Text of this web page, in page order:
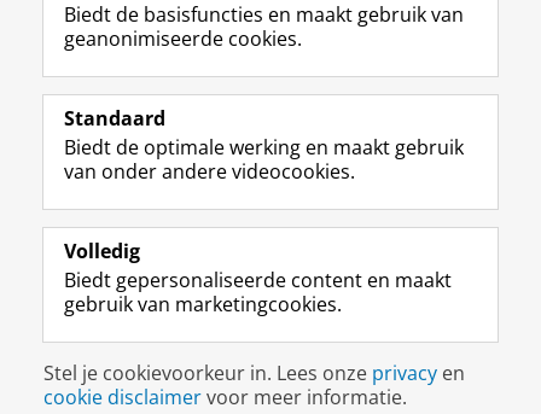
Volg de RUG
F
a
e
b
o
p
a
i
n
a
L
i
k
e
I
-
p
g
i
n
R
S
-
f
e
R
k
s
u
I
n
t
r
m
c
c
o
Y
o
T
e
k
a
a
Studiekiezers
Alumni
Over ons
Disclaimer & Copyright
Inloggen
Biedt de basisfuncties en maakt gebruik van
geanonimiseerde cookies.
Standaard
Biedt de optimale werking en maakt gebruik
van onder andere videocookies.
Volledig
Biedt gepersonaliseerde content en maakt
gebruik van marketingcookies.
Stel je cookievoorkeur in. Lees onze privacy en
cookie disclaimervoor meer informatie.